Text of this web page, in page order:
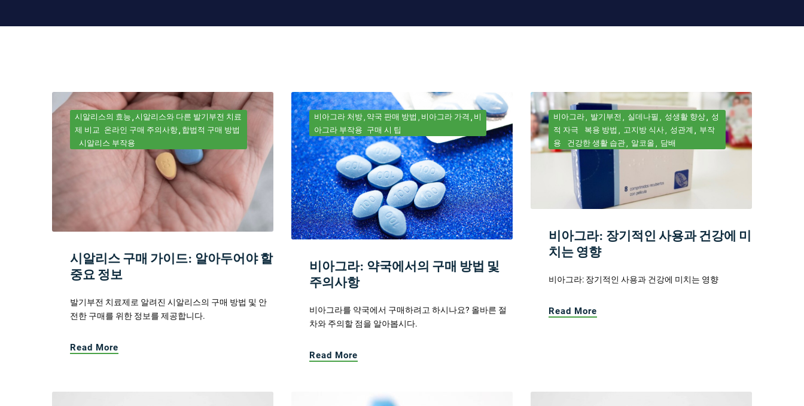
시알리스의 효능 시알리스와 다른 발기부전 치료
제 비교 온라인 구매 주의사항 합법적 구매 방법
시알리스 부작용
시알리스 구매 가이드: 알아두어야 할
중요 정보
발기부전 치료제로 알려진 시알리스의 구매 방법 및 안
전한 구매를 위한 정보를 제공합니다.
Read More
비아그라 처방 약국 판매 방법 비아그라 가격
비
아그라 부작용 구매 시 팁
비아그라: 약국에서의 구매 방법 및
주의사항
비아그라를 약국에서 구매하려고 하시나요? 올바른 절
차와 주의할 점을 알아봅시다.
Read More
비아그라 발기부전 실데나필 성생활 향상
성
적 자극
복용 방법 고지방 식사 성관계
부작
용
건강한 생활 습관 알코올 담배
비아그라: 장기적인 사용과 건강에 미
치는 영향
비아그라: 장기적인 사용과 건강에 미치는 영향
Read More